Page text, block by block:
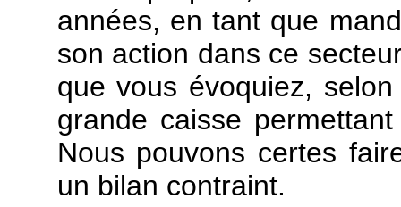
années, en tant que
son action dans ce
que vous évoquiez,
grande caisse
Nous pouvons certes
un bilan contraint.